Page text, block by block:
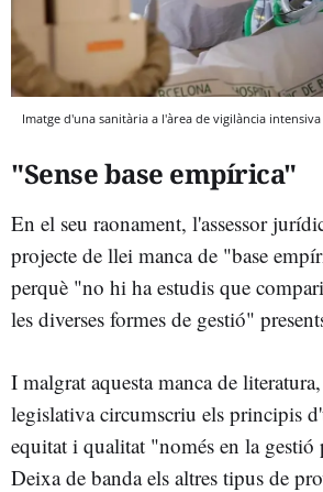
Imatge d'una sanitària a l'àrea de vigilància
"Sense base empírica"
En el seu raonament, l'assessor
projecte de llei manca de "base
perquè "no hi ha estudis que
les diverses formes de gestió"
I malgrat aquesta manca de
legislativa circumscriu els principis
equitat i qualitat "només en la
Deixa de banda els altres tipus de